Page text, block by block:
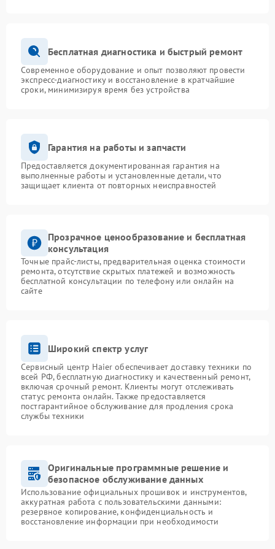
Бесплатная диагностика и быстрый ремонт
Современное оборудование и опыт позволяют провести
экспресс-диагностику и восстановление в кратчайшие
сроки, минимизируя время без устройства
Гарантия на работы и запчасти
Предоставляется документированная гарантия на
выполненные работы и установленные детали, что
защищает клиента от повторных неисправностей
Прозрачное ценообразование и бесплатная
консультация
Точные прайс-листы, предварительная оценка стоимости
ремонта, отсутствие скрытых платежей и возможность
бесплатной консультации по телефону или онлайн на
сайте
Широкий спектр услуг
Сервисный центр Haier обеспечивает доставку техники по
всей РФ, бесплатную диагностику и качественный ремонт,
включая срочный ремонт. Клиенты могут отслеживать
статус ремонта онлайн. Также предоставляется
постгарантийное обслуживание для продления срока
службы техники
Оригинальные программные решение и
безопасное обслуживание данных
Использование официальных прошивок и инструментов,
аккуратная работа с пользовательскими данными:
резервное копирование, конфиденциальность и
восстановление информации при необходимости